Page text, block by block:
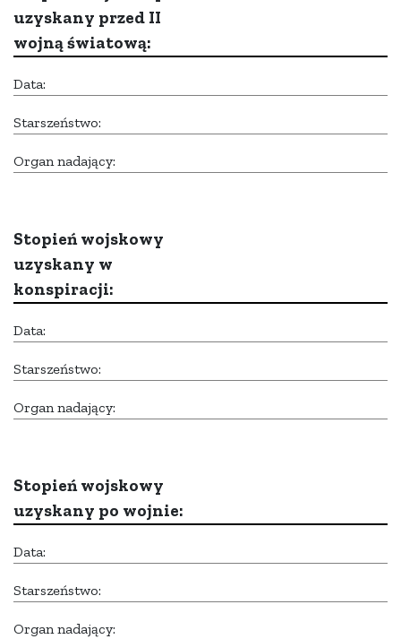
uzyskany przed II
wojną światową:
Data:
Starszeństwo:
Organ nadający:
Stopień wojskowy
uzyskany w
konspiracji:
Data:
Starszeństwo:
Organ nadający:
Stopień wojskowy
uzyskany po wojnie:
Data:
Starszeństwo:
Organ nadający: